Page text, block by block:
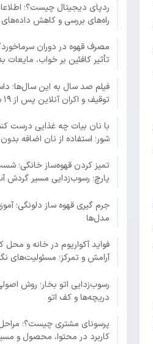
ردپای دیجیتال چیست؟؛
راه‌های بررسی و کاهش داده‌های
مصرف قهوه در دوران
تأثیر کافئین بر خواب، مایعات
فیلم صد سال به این سال‌ها؛
توقیف و اکران آنلاین پس از ۱۹ سال
با نان بیات چه غذایی درست
شور؛ استفاده از نان اضافه بدون
تمیز کردن قهوه‌ساز خانگی؛
پارچ؛ رسوب‌زدایی مسیر گردش
جرم گیری قهوه ساز دلونگی؛
مدل‌ها
فواید آکواریوم در خانه و محل
آرامش و تمرکز؛ مسئولیت‌های
رسوب‌زدایی اتو بخار؛ روش
دریچه‌ها و کف اتو
پرسونای مشتری چیست؟؛
کاربرد در محتوا، محصول و